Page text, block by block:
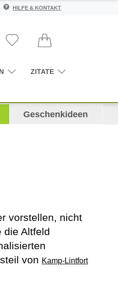
HILFE & KONTAKT
ZITATE
Geschenkideen
vorstellen, nicht
die Altfeld
von Kamp-Lintfort